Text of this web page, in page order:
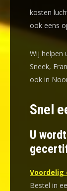
kosten
ook eens
Wij helpen
Sneek,
ook in
Snel
U
Voordelig
Bestel in